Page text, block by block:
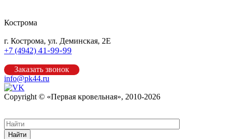
Кострома
г. Кострома, ул. Деминская, 2Е
+7 (4942) 41-99-99
Заказать звонок
info@pk44.ru
Copyright © «Первая кровельная», 2010-2026
Найти